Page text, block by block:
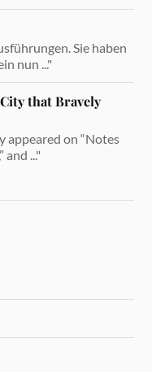
Sie haben
nun ..."
that Bravely
appeared on “Notes
..."